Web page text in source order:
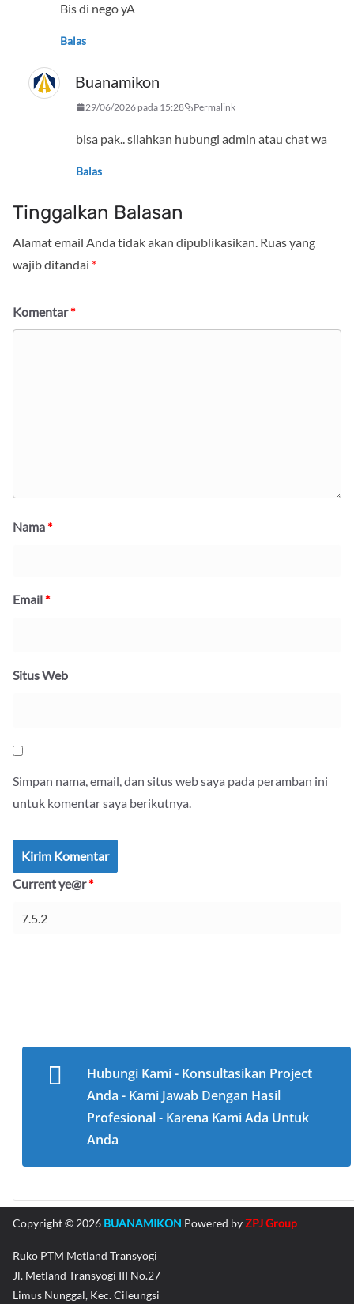
Bis di nego yA
Balas
Buanamikon
29/06/2026 pada 15:28 Permalink
bisa pak.. silahkan hubungi admin atau chat wa
Balas
Tinggalkan Balasan
Alamat email Anda tidak akan dipublikasikan. Ruas yang
wajib ditandai *
Komentar*
Nama*
Email*
Situs Web
Simpan nama, email, dan situs web saya pada peramban ini
untuk komentar saya berikutnya.
Current ye@r*
Hubungi Kami - Konsultasikan Project
Anda - Kami Jawab Dengan Hasil
Profesional - Karena Kami Ada Untuk
Anda
Copyright © 2026 BUANAMIKON Powered byZPJ Group
Ruko PTM Metland Transyogi
Jl. Metland Transyogi III No.27
Limus Nunggal, Kec. Cileungsi